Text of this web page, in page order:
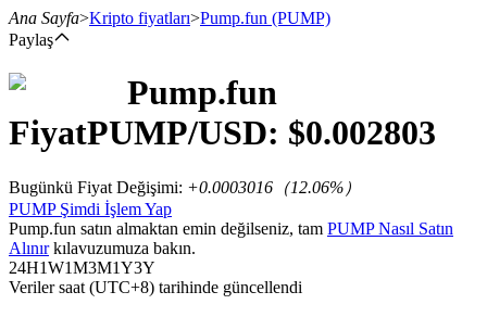
Ana Sayfa>Kripto fiyatları>Pump.fun (PUMP)
Paylaş
Pump.fun
FiyatPUMP/USD: $0.002803
Bugünkü Fiyat Değişimi: +0.0003016 （12.06%）
PUMP Şimdi İşlem Yap
Pump.fun satın almaktan emin değilseniz, tam PUMP Nasıl Satın
Alınırkılavuzumuza bakın.
24H1W1M3M1Y3Y
Veriler saat (UTC+8) tarihinde güncellendi